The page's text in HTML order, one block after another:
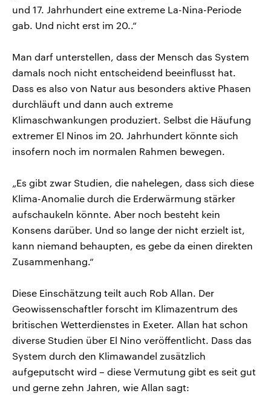
und 17. Jahrhundert eine extreme La-Nina-Periode
gab. Und nicht erst im 20..“
Man darf unterstellen, dass der Mensch das System
damals noch nicht entscheidend beeinflusst hat.
Dass es also von Natur aus besonders aktive Phasen
durchläuft und dann auch extreme
Klimaschwankungen produziert. Selbst die Häufung
extremer El Ninos im 20. Jahrhundert könnte sich
insofern noch im normalen Rahmen bewegen.
„Es gibt zwar Studien, die nahelegen, dass sich diese
Klima-Anomalie durch die Erderwärmung stärker
aufschaukeln könnte. Aber noch besteht kein
Konsens darüber. Und so lange der nicht erzielt ist,
kann niemand behaupten, es gebe da einen direkten
Zusammenhang.“
Diese Einschätzung teilt auch Rob Allan. Der
Geowissenschaftler forscht im Klimazentrum des
britischen Wetterdienstes in Exeter. Allan hat schon
diverse Studien über El Nino veröffentlicht. Dass das
System durch den Klimawandel zusätzlich
aufgeputscht wird – diese Vermutung gibt es seit gut
und gerne zehn Jahren, wie Allan sagt: